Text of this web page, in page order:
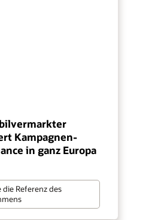
Kampagnen-
in ganz Europa
die Referenz des